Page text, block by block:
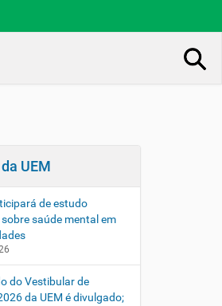
UEM
de estudo
saúde mental em
do Vestibular de
da UEM é divulgado;